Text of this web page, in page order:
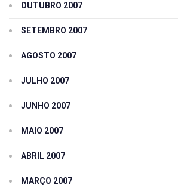
OUTUBRO 2007
SETEMBRO 2007
AGOSTO 2007
JULHO 2007
JUNHO 2007
MAIO 2007
ABRIL 2007
MARÇO 2007